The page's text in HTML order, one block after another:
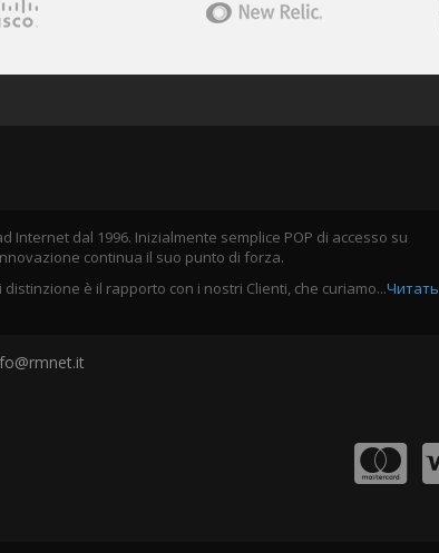
Internet dal 1996. Inizialmente semplice POP di accesso su
continua il suo punto di forza.
è il rapporto con i nostri Clienti, che curiamo...Читать